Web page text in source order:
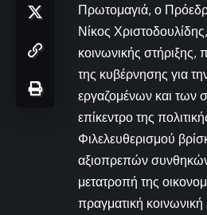
Πρωτομαγιά, ο
Νίκος
κοινωνικής στήριξης,
της κυβέρνησης για
εργαζομένων και των
επίκεντρο της
Φιλελευθερισμού
αξιοπρεπών
μετατροπή της
πραγματική κοινωνική